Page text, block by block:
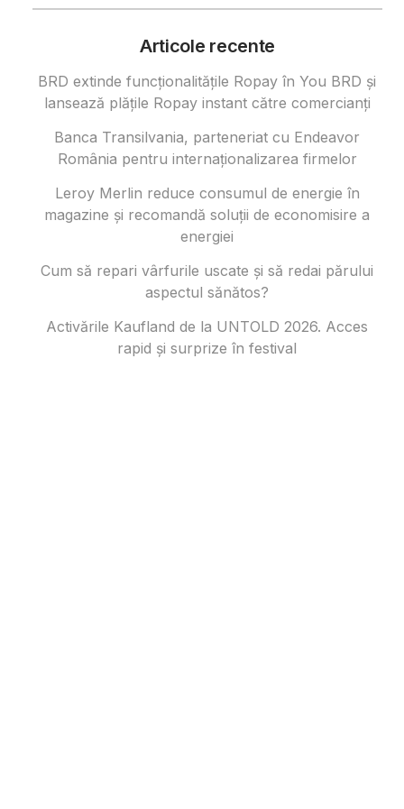
Articole recente
BRD extinde funcționalitățile Ropay în You BRD și
lansează plățile Ropay instant către comercianți
Banca Transilvania, parteneriat cu Endeavor
România pentru internaționalizarea firmelor
Leroy Merlin reduce consumul de energie în
magazine și recomandă soluții de economisire a
energiei
Cum să repari vârfurile uscate și să redai părului
aspectul sănătos?
Activările Kaufland de la UNTOLD 2026. Acces
rapid și surprize în festival